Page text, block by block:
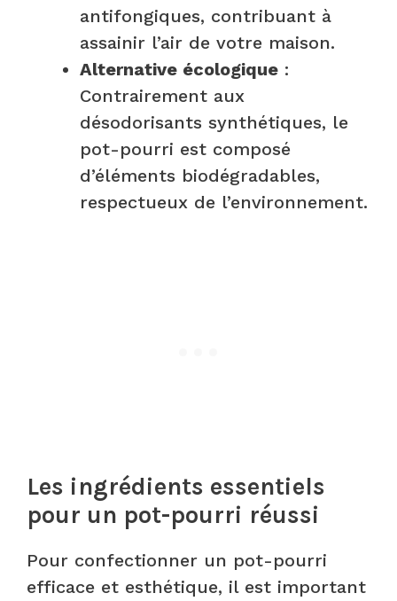
antifongiques, contribuant à
assainir l’air de votre maison.
Alternative écologique :
Contrairement aux
désodorisants synthétiques, le
pot-pourri est composé
d’éléments biodégradables,
respectueux de l’environnement.
Les ingrédients essentiels
pour un pot-pourri réussi
Pour confectionner un pot-pourri
efficace et esthétique, il est important